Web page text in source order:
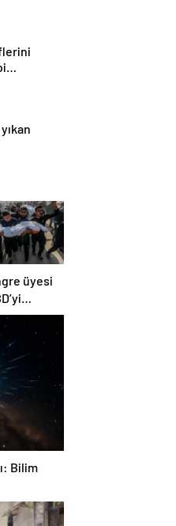
üyesi
suç
Bilim